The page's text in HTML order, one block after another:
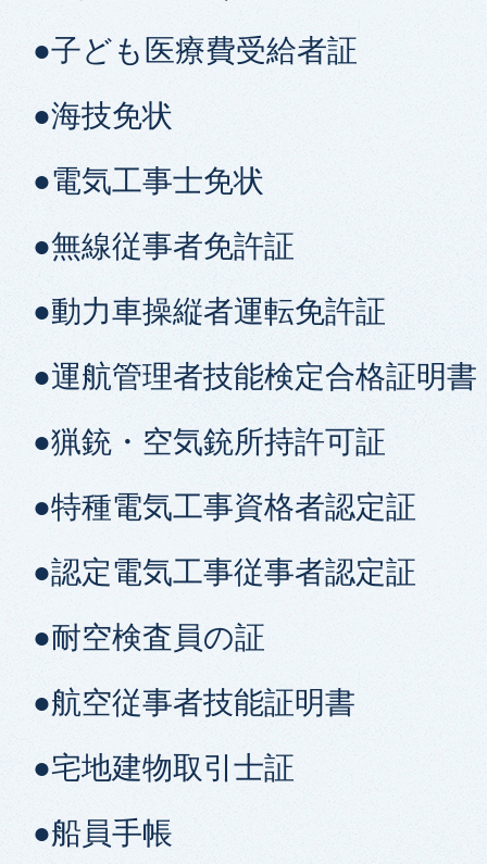
●子ども医療費受給者証
●海技免状
●電気工事士免状
●無線従事者免許証
●動力車操縦者運転免許証
●運航管理者技能検定合格証明書
●猟銃・空気銃所持許可証
●特種電気工事資格者認定証
●認定電気工事従事者認定証
●耐空検査員の証
●航空従事者技能証明書
●宅地建物取引士証
●船員手帳